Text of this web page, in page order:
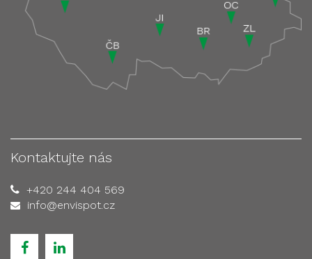
Kontaktujte nás
+420 244 404 569
info@envispot.cz